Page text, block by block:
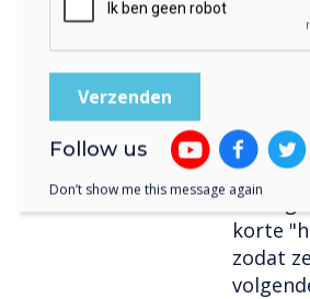
één
er
denken
te
korte
zodat
Follow us
Don’t show me this message again